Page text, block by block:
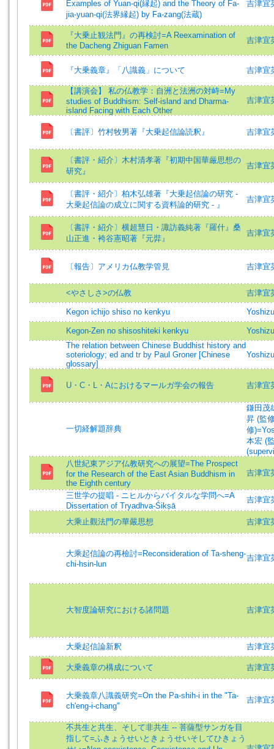
Examples of Yuan-qi(縁起) and the Theory of Fa-
jia-yuan-qi(法界縁起) by Fa-zang(法蔵)
吉津宜
『大乗止観法門』の再検討=A Reexamination of
the Dacheng Zhiguan Famen
吉津宜
『大乗義章』「八識義」について 吉津宜
【講演会】 私の仏教学：自洲と法洲の対峙=My
studies of Buddhism: Self-island and Dharma-
island Facing with Each Other
吉津宜
〔書評〕竹村牧男著『大乗起信論読釈』 吉津宜
〔書評・紹介〕木村清孝著『初期中国華厳思想の
研究』
吉津宜
〔書評・紹介〕柏木弘雄著『大乗起信論の研究 ‐
大乗起信論の成立に関する資料論的研究 ‐ 』
吉津宜
〔書評・紹介〕横超慧日・諏訪義純著『羅什』桑
山正進・袴谷憲昭著『元弉』
吉津宜
〔報告〕アメリカ仏教学管見 吉津宜
<やさしさ>の仏教 吉津宜
Kegon ichijo shiso no kenkyu
Kegon-Zen no shisoshiteki kenkyu
The relation between Chinese Buddhist history and
soteriology; ed and tr by Paul Groner [Chinese
glossary]
U・C・L・Aにおけるマールガ学会の報告 吉津宜
一切経解題辞典
鎌田茂
昇 (監
修
本宏 (
八世紀東アジア仏教研究への展望=The Prospect
for the Research of the East Asian Buddhism in
the Eighth century
吉津宜
三世学の提唱 - ニヒルからバイタルな学問へ=A
Dissertation of Tryadhva-Śikṣā
吉津宜
大乘止觀法門の華嚴思想 吉津宜
大乘起信論の再檢討=Reconsideration of Ta-sheng-
chi-hsin-lun
吉津宜
大智度論研究における諸問題 吉津宜
大乗起信論新釈 吉津宜
大乗義章の構成について 吉津宜
大乗義章八識義研究=On the Pa-shih-i in the "Ta-
ch'eng-i-chang"
吉津宜
不共生と共生、そして非共生 -- 菩薩型サンガを目
指して=ふきょうせいときょうせいそしてひきょう